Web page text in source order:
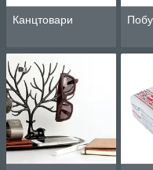
Канцтовари